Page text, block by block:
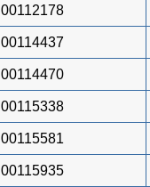
00112178
00114437
00114470
00115338
00115581
00115935